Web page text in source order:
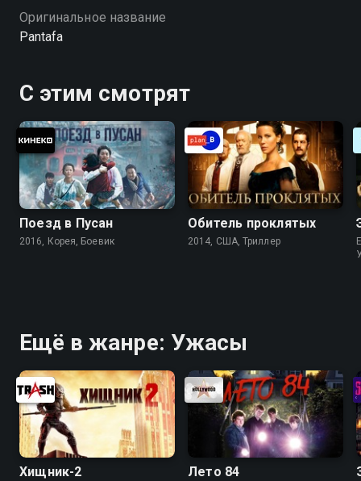
то, что казалось безопасным днём, оборачивается
ужасом ночью. «Пантафа — пожирательница душ» —
Оригинальное название
Pantafa
С этим смотрят
Поезд в Пусан
2016, Корея, Боевик
Обитель проклятых
2014, США, Триллер
Ещё в жанре: Ужасы
Хищник-2 Лето 84